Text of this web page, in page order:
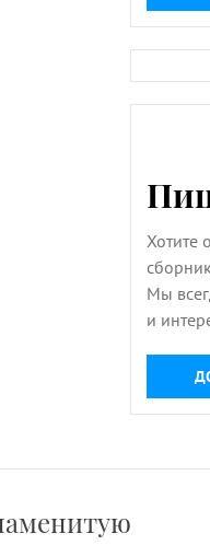
Хотите
Мы
и